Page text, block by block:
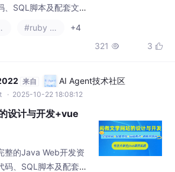
SQL脚本及配套文档
使用JSP页面和MySQL
式获取。适合需要完整
栈开发的同学。
+4
321  3 
来自 AI Agent技术社区
· 2025-10-22 18:08:12
设计与开发+vue
整的Java Web开发资
、SQL脚本及配套文